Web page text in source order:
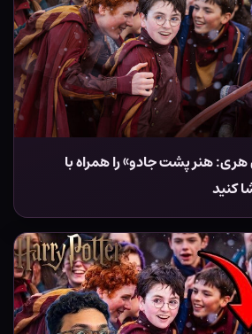
هنر پشت جادو» را همراه با
کنید